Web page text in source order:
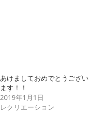
あけましておめでとうござい
ます！！
2019年1月1日
レクリエーション